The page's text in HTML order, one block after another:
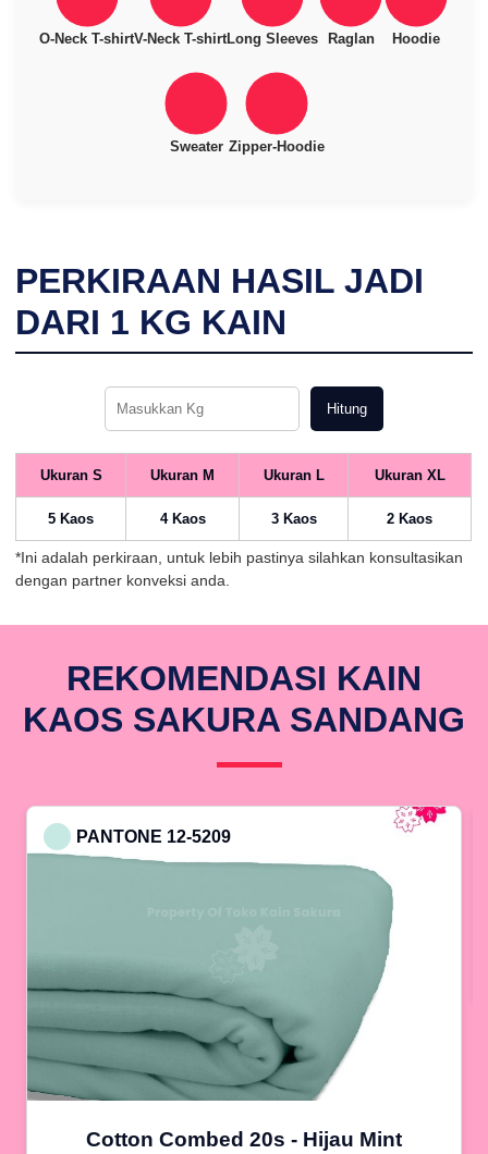
O-Neck T-shirtV-Neck T-shirtLong Sleeves Raglan Hoodie
Sweater Zipper-Hoodie
PERKIRAAN HASIL JADI
DARI 1 KG KAIN
Hitung
Ukuran S Ukuran M Ukuran L Ukuran XL
5 Kaos 4 Kaos 3 Kaos 2 Kaos
*Ini adalah perkiraan, untuk lebih pastinya silahkan konsultasikan
dengan partner konveksi anda.
REKOMENDASI KAIN
KAOS SAKURA SANDANG
PANTONE 12-5209
Cotton Combed 20s - Hijau Mint